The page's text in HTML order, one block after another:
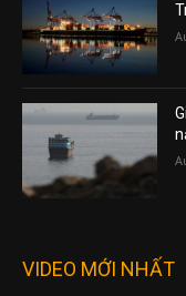
VIDEO MỚI NHẤT